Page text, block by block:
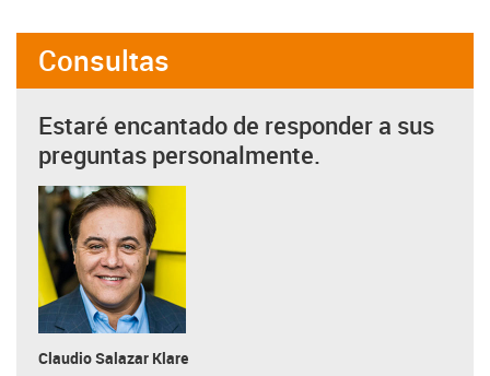
Consultas
Estaré encantado de responder a sus
preguntas personalmente.
Claudio Salazar Klare